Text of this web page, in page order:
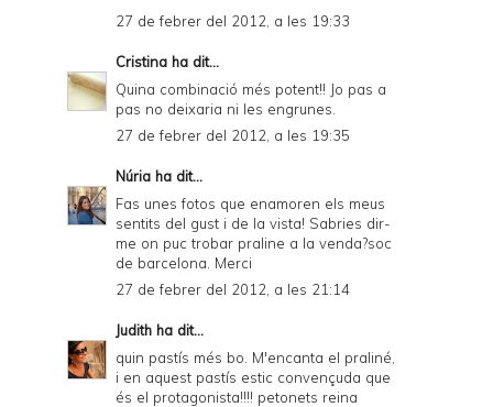
27 de febrer del 2012, a les 19:33
Cristina ha dit...
Quina combinació més potent!! Jo pas a
pas no deixaria ni les engrunes.
27 de febrer del 2012, a les 19:35
Núria ha dit...
Fas unes fotos que enamoren els meus
sentits del gust i de la vista! Sabries dir-
me on puc trobar praline a la venda?soc
de barcelona. Merci
27 de febrer del 2012, a les 21:14
Judith ha dit...
quin pastís més bo. M'encanta el praliné,
i en aquest pastís estic convençuda que
és el protagonista!!!! petonets reina